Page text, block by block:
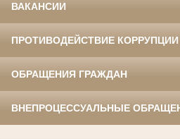
ВАКАНСИИ
ПРОТИВОДЕЙСТВИЕ КОРРУПЦИИ
ОБРАЩЕНИЯ ГРАЖДАН
ВНЕПРОЦЕССУАЛЬНЫЕ